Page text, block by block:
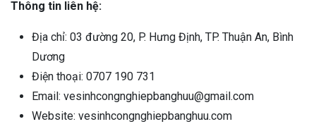
Thông tin liên hệ:
Địa chỉ: 03 đường 20, P. Hưng Định, TP. Thuận An, Bình
Dương
Điện thoại: 0707 190 731
Email: vesinhcongnghiepbanghuu@gmail.com
Website: vesinhcongnghiepbanghuu.com